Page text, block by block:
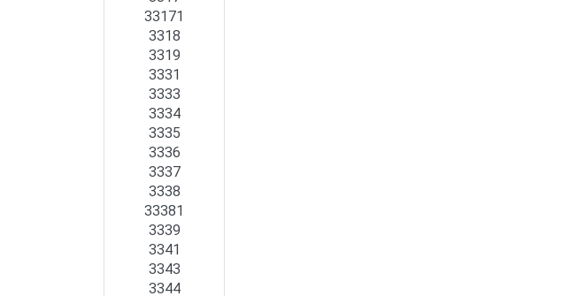
33171
3318
3319
3331
3333
3334
3335
3336
3337
3338
33381
3339
3341
3343
3344